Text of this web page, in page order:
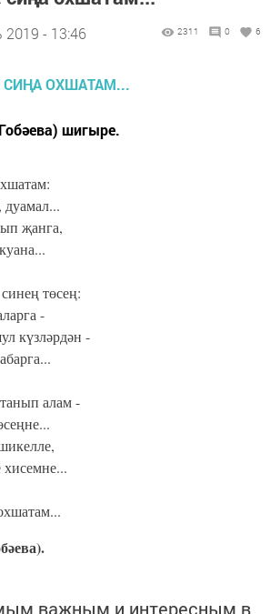
2019 - 13:46 2311 0 6
шигыре.
җанга,
төсең:
-
күзләрдән -
алам -
хисемне...
важным и интересным в